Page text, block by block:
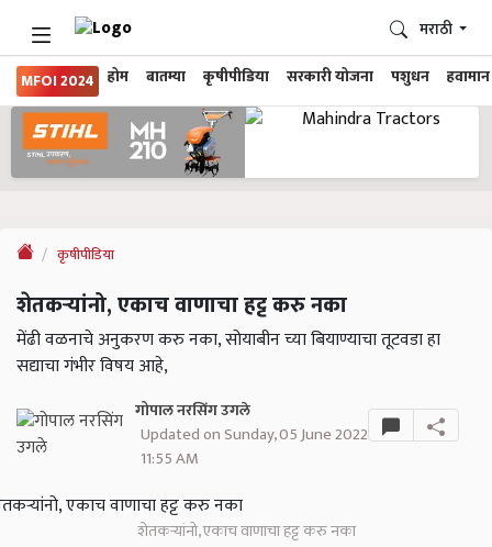
MFOI 2024 होम बातम्या कृषीपीडिया सरकारी योजना पशुधन हवामान
मराठी
कृषीपीडिया
शेतकऱ्यांनो, एकाच वाणाचा हट्ट करु नका
मेंढी वळनाचे अनुकरण करु नका, सोयाबीन च्या बियाण्याचा तूटवडा हा
सद्याचा गंभीर विषय आहे,
गोपाल नरसिंग उगले
Updated on Sunday, 05 June 2022
11:55 AM
शेतकऱ्यांनो, एकाच वाणाचा हट्ट करु नका